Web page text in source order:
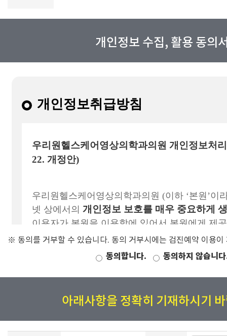
개인정보 수집, 활용 동의
※ 동의를 거부할 수 있습니다. 동의 거부시에는 검진예약 이용이
동의합니다. 동의하지 않습니
아래사항을 정확히 기재하시기